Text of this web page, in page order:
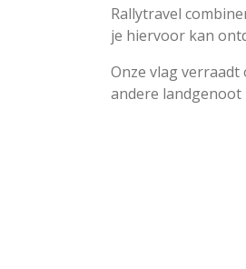
Rallytravel
je hiervoor kan
Onze vlag
andere